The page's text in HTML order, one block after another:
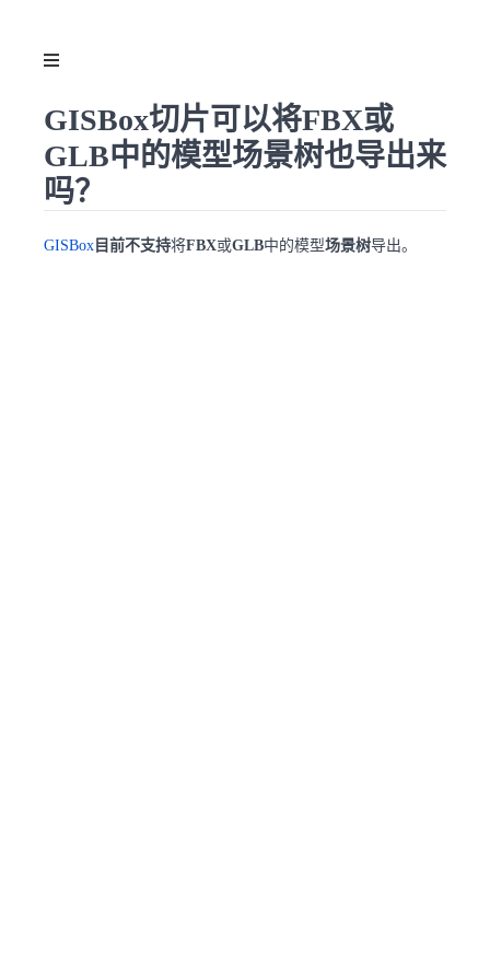
GISBox切片可以将FBX或
GLB中的模型场景树也导出来
吗？
GISBox 目前不支持将FBX或GLB中的模型场景树导出。